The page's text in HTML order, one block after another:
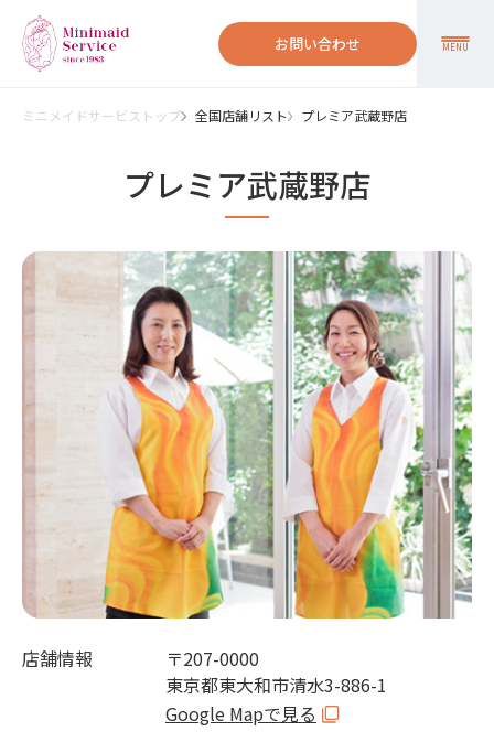
お問い合わせ MENU
ミニメイドサービストップ 全国店舗リスト プレミア武蔵野店
プレミア武蔵野店
店舗情報
〒207-0000
東京都東大和市清水3-886-1
Google Mapで見る